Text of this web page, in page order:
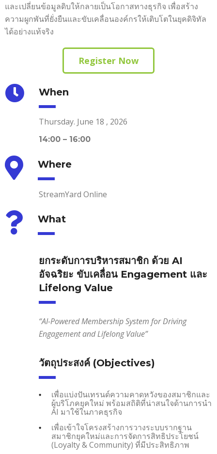
และเปลี่ยนข้อมูลดิบให้กลายเป็นโอกาสทางธุรกิจ เพื่อสร้าง
ความผูกพันที่ยั่งยืนและขับเคลื่อนองค์กรให้เติบโตในยุคดิจิทัล
ได้อย่างแท้จริง
Register Now
When
Thursday. June 18 , 2026
14:00 – 16:00
Where
StreamYard Online
What
ยกระดับการบริหารสมาชิก ด้วย AI
อัจฉริยะ ขับเคลื่อน Engagement และ
Lifelong Value
“AI-Powered Membership System for Driving
Engagement and Lifelong Value”
วัตถุประสงค์ (Objectives)
เพื่อแบ่งปันเทรนด์ความคาดหวังของสมาชิกและ
ผู้บริโภคยุคใหม่ พร้อมสถิติที่น่าสนใจด้านการนำ
AI มาใช้ในภาคธุรกิจ
เพื่อเข้าใจโครงสร้างการวางระบบรากฐาน
สมาชิกยุคใหม่และการจัดการสิทธิประโยชน์
(Loyalty & Community) ที่มีประสิทธิภาพ